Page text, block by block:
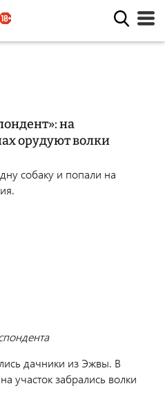
на
орудуют волки
собаку и попали на
дачники из Эжвы. В
участок забрались волки